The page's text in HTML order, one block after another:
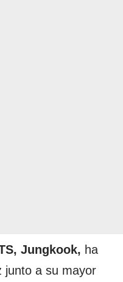
Jungkook, ha
junto a su mayor